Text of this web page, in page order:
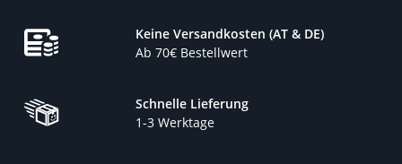
Keine Versandkosten (AT & DE)
Ab 70€ Bestellwert
Schnelle Lieferung
1-3 Werktage